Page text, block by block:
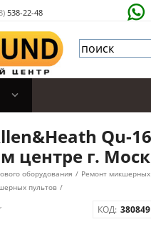
538-22-48
Qu-
центре г.
оборудования / Ремонт микшерных
пультов /
КОД: